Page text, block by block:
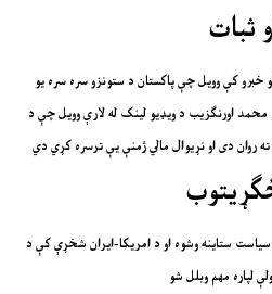
ثبات
کې وویل چې پاکستان د ستونزو سره سره یو
محمد اورنګزیب د ویډیو لینک له لارې وویل چې د
روان دی او نړیوال مالي ژمنې یې ترسره کړي دي
ستاینه وشوه او د امریکا-ایران شخړې کې د